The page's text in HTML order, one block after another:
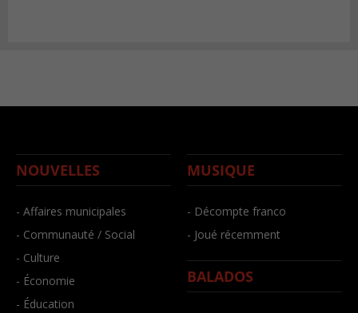
NOUVELLES
- Affaires municipales
- Communauté / Social
- Culture
- Économie
- Éducation
MUSIQUE
- Décompte franco
- Joué récemment
BALADOS